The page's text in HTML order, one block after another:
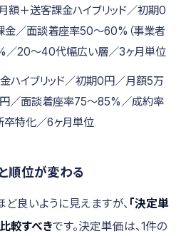
月額＋送客課金ハイブリッド／初期0
／面談着座率50〜60%（事業者
／20〜40代幅広い層／3ヶ月単位
ハイブリッド／初期0円／月額5万
／面談着座率75〜85%／成約率
卒特化／6ヶ月単位
順位が変わる
良いように見えますが、 「決定単
較すべきです。決定単価は、1件の